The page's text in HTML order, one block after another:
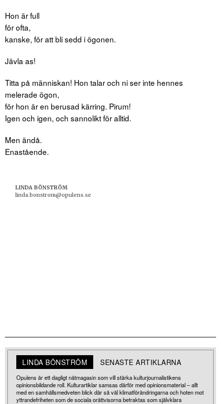
Hon är full
för ofta,
kanske, för att bli sedd i ögonen.
Jävla as!
Titta på människan! Hon talar och ni ser inte hennes
melerade ögon,
för hon är en berusad kärring. Pirum!
Igen och igen, och sannolikt för alltid.
Men ändå.
Enastående.
LINDA BÖNSTRÖM
linda.bonstrom@opulens.se
LINDA BÖNSTRÖM SENASTE ARTIKLARNA
Opulens är ett dagligt nätmagasin som vill stärka kulturjournalistikens
opinionsbildande roll. Kulturartiklar samsas därför med opinionsmaterial – allt
med en samhällsmedveten blick där så väl klimatförändringarna och hoten mot
yttrandefriheten som de sociala orättvisorna betraktas som självklara